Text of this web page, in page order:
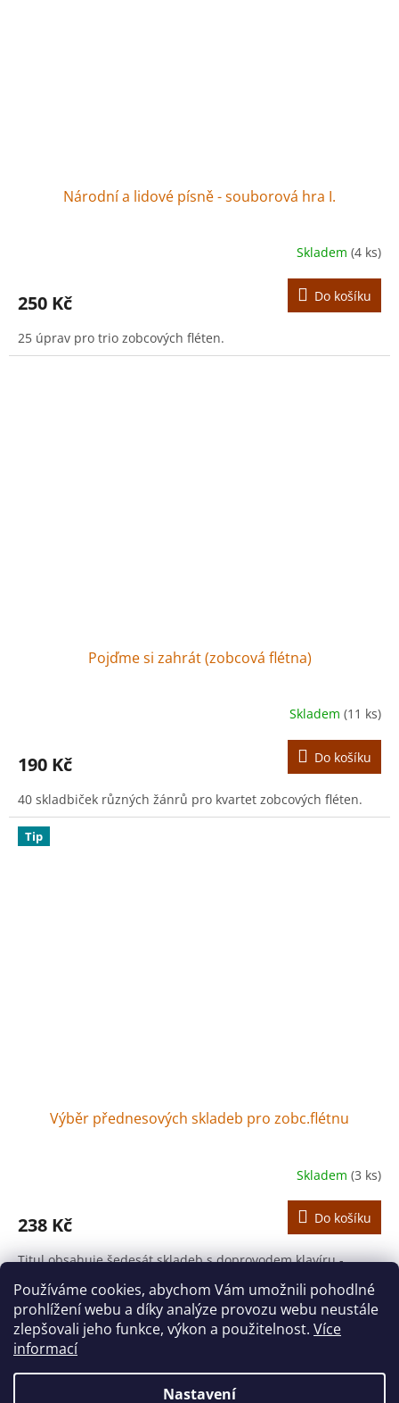
Používáme cookies, abychom Vám umožnili pohodlné
prohlížení webu a díky analýze provozu webu neustále
zlepšovali jeho funkce, výkon a použitelnost. Více
informací
Nastavení
Národní a lidové písně - souborová hra I.
Skladem (4 ks)
250 Kč Do košíku
25 úprav pro trio zobcových fléten.
Pojďme si zahrát (zobcová flétna)
Skladem (11 ks)
190 Kč Do košíku
40 skladbiček různých žánrů pro kvartet zobcových fléten.
Tip
Výběr přednesových skladeb pro zobc.flétnu
Skladem (3 ks)
238 Kč Do košíku
Titul obsahuje šedesát skladeb s doprovodem klavíru -
O
á
d
11položek celkem
Vytvořil Shoptet